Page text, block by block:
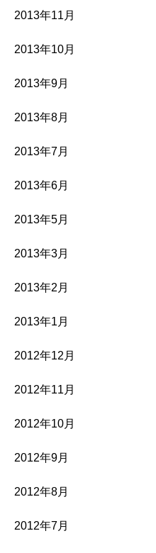
2013年11月
2013年10月
2013年9月
2013年8月
2013年7月
2013年6月
2013年5月
2013年3月
2013年2月
2013年1月
2012年12月
2012年11月
2012年10月
2012年9月
2012年8月
2012年7月